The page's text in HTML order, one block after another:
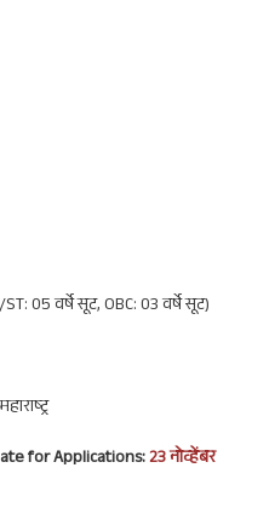
05 वर्षे सूट, OBC: 03 वर्षे सूट)
for Applications:23 नोव्हेंबर